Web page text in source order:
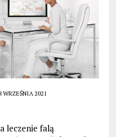
WRZEŚNIA 2021
leczenie falą